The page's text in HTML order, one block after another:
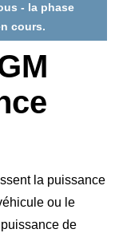
- la phase
cours.
la puissance
ou le
de